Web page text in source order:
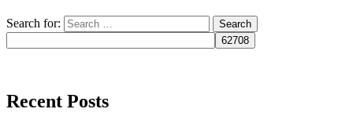
Search for:
Recent Posts